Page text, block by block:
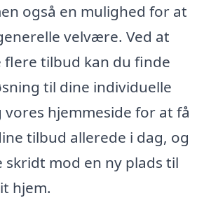
også en mulighed for at
velvære. Ved at
flere tilbud kan du finde
til dine individuelle
vores hjemmeside for at få
tilbud allerede i dag, og
mod en ny plads til
hjem.